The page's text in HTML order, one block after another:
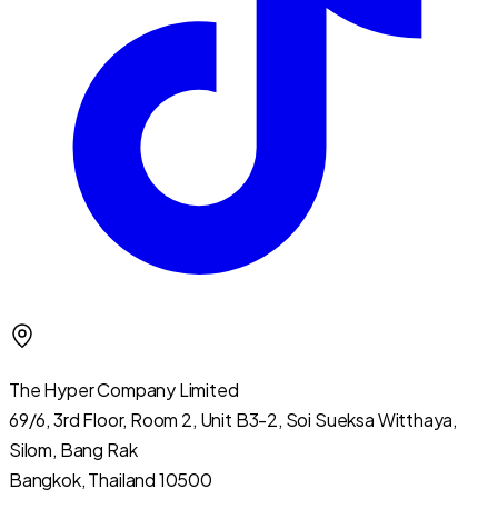
The Hyper Company Limited
69/6, 3rd Floor, Room 2, Unit B3-2, Soi Sueksa Witthaya,
Silom, Bang Rak
Bangkok, Thailand 10500